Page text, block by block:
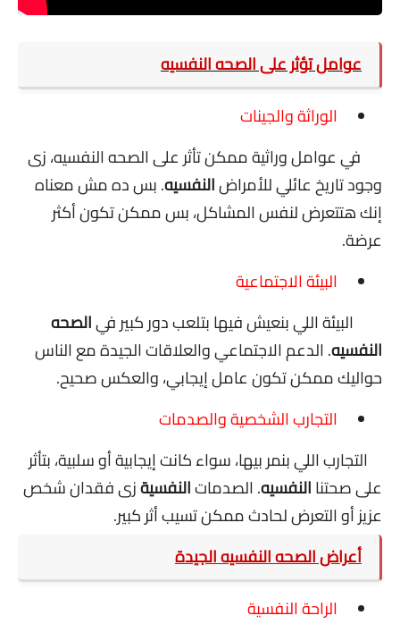
عوامل تؤثر على الصحه النفسيه
الوراثة والجينات
في عوامل وراثية ممكن تأثر على الصحه النفسيه، زى
وجود تاريخ عائلي للأمراضالنفسيه. بس ده مش معناه
إنك هتتعرض لنفس المشاكل، بس ممكن تكون أكثر
عرضة.
البيئة الاجتماعية
البيئة اللي بنعيش فيها بتلعب دور كبير فيالصحه
النفسيه. الدعم الاجتماعي والعلاقات الجيدة مع الناس
حواليك ممكن تكون عامل إيجابي، والعكس صحيح.
التجارب الشخصية والصدمات
التجارب اللي بنمر بيها، سواء كانت إيجابية أو سلبية، بتأثر
على صحتناالنفسيه. الصدماتالنفسيةزى فقدان شخص
عزيز أو التعرض لحادث ممكن تسيب أثر كبير.
أعراض الصحه النفسيه الجيدة
الراحة النفسية